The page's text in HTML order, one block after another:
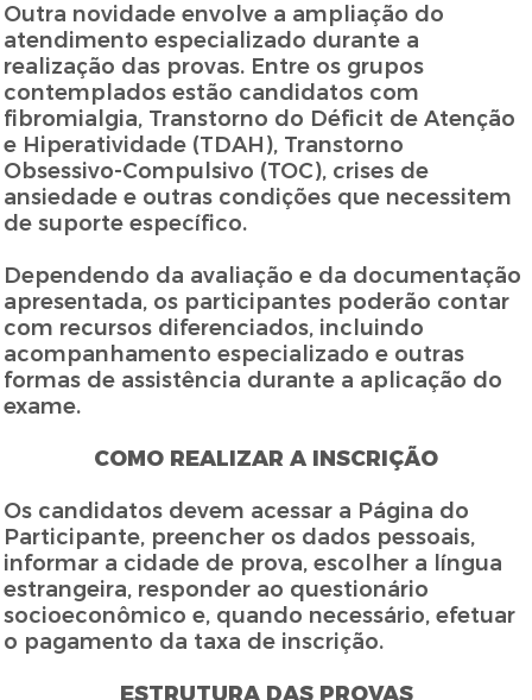
Outra novidade envolve a ampliação do
atendimento especializado durante a
realização das provas. Entre os grupos
contemplados estão candidatos com
fibromialgia, Transtorno do Déficit de Atenção
e Hiperatividade (TDAH), Transtorno
Obsessivo-Compulsivo (TOC), crises de
ansiedade e outras condições que necessitem
de suporte específico.
Dependendo da avaliação e da documentação
apresentada, os participantes poderão contar
com recursos diferenciados, incluindo
acompanhamento especializado e outras
formas de assistência durante a aplicação do
exame.
COMO REALIZAR A INSCRIÇÃO
Os candidatos devem acessar a Página do
Participante, preencher os dados pessoais,
informar a cidade de prova, escolher a língua
estrangeira, responder ao questionário
socioeconômico e, quando necessário, efetuar
o pagamento da taxa de inscrição.
ESTRUTURA DAS PROVAS